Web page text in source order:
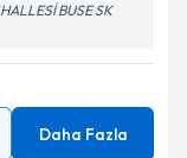
BUSE SK
Daha Fazla